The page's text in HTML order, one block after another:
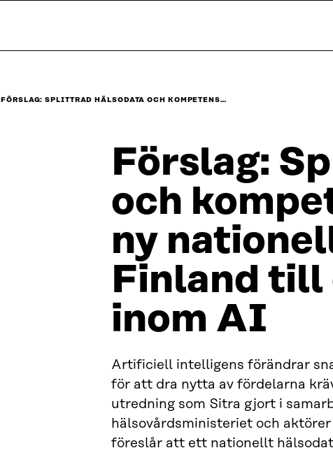
FÖRSLAG: SPLITTRAD HÄLSODATA OCH KOMPETENS…
Förslag:
och
ny
Finland till
inom AI
Artificiell intelligens förändrar
för att dra nytta av fördelarna
utredning som Sitra gjort i
hälsovårdsministeriet och
föreslår att ett nationellt